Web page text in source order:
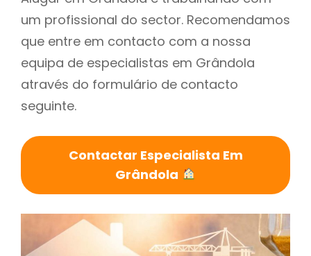
um profissional do sector. Recomendamos
que entre em contacto com a nossa
equipa de especialistas em Grândola
através do formulário de contacto
seguinte.
Contactar Especialista Em
Grândola